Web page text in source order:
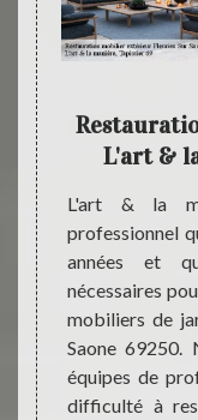
qui
&
la
à
soit
L'art &
L'art & la
professionnel
années et
nécessaires
mobiliers de
Saone 69250.
équipes de
difficulté à